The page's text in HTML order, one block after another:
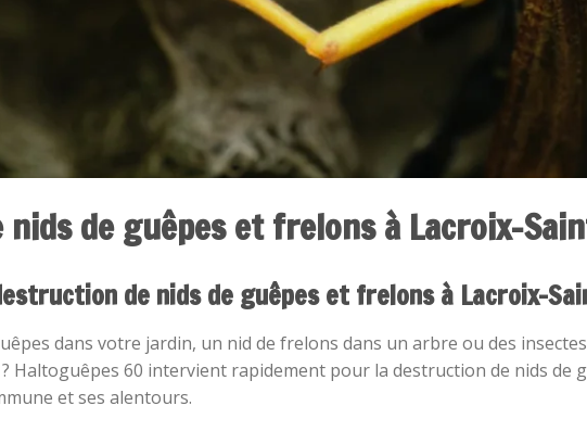
de guêpes et frelons à Lacroix-
de nids de guêpes et frelons à Lacroix-
dans votre jardin, un nid de frelons dans un arbre ou des
Haltoguêpes 60 intervient rapidement pour la destruction de nids de
et ses alentours.